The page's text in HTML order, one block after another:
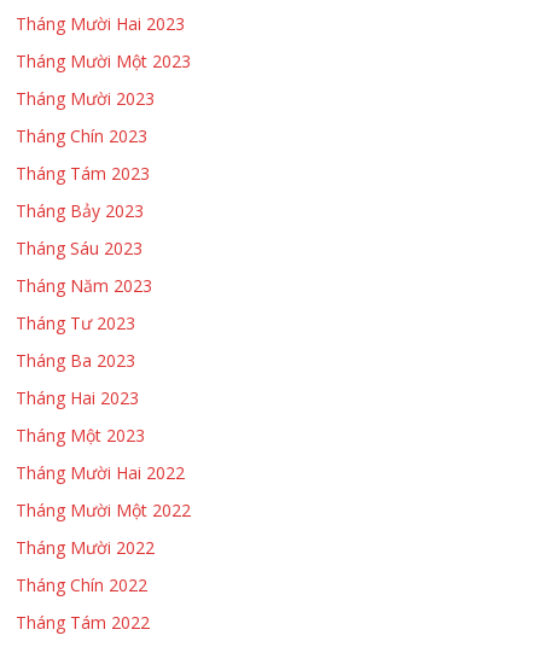
Tháng Mười Hai 2023
Tháng Mười Một 2023
Tháng Mười 2023
Tháng Chín 2023
Tháng Tám 2023
Tháng Bảy 2023
Tháng Sáu 2023
Tháng Năm 2023
Tháng Tư 2023
Tháng Ba 2023
Tháng Hai 2023
Tháng Một 2023
Tháng Mười Hai 2022
Tháng Mười Một 2022
Tháng Mười 2022
Tháng Chín 2022
Tháng Tám 2022